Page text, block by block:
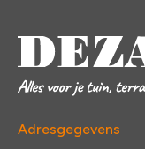
Adresgegevens